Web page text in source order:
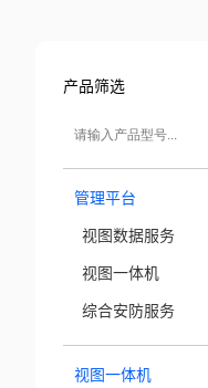
产品筛选
管理平台
视图数据服务
视图一体机
综合安防服务
视图一体机